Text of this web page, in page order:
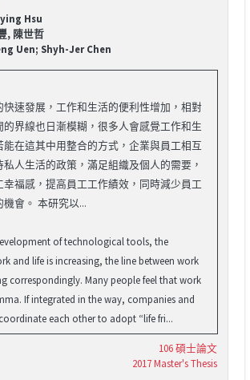
Hsu
, 陳世哲
Uen; Shyh-Jer Chen
快速發展，工作和生活的便利性增加，相對
的界線也日漸模糊，很多人會感覺工作和生
能在這其中用整合的方式，企業與員工相互
人生活的政策，滿足組織及個人的需要，
幸福感，提高員工工作績效，同時減少員工
會。 本研究以...
of technological tools, the
and life is increasing, the line between work
correspondingly. Many people feel that work
If integrated in the way, companies and
each other to adopt “life fri...
106 碩士論文
2017 Master's Thesis